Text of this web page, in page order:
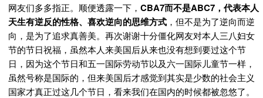
网友们多多指正。顺便透露一下， CBA7而不是ABC7，代表本人
天生有逆反的性格、喜欢逆向的思维方式 ，但不是为了逆向而逆
向，是为了追求真善美。再次谢谢十分僵化网友对本人三八妇女
节的节日祝福，虽然本人来美国后从来也没有想到要过这个节
日，因为这个节日和五一国际劳动节以及六一国际儿童节一样，
虽然号称是国际的，但来美国后才感觉到其实是少数的社会主义
国家才真正过这几个节日，看来我们在国内的时候都被忽悠了。